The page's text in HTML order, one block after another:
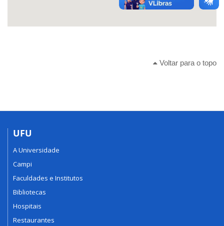
Voltar para o topo
UFU
A Universidade
Campi
Faculdades e Institutos
Bibliotecas
Hospitais
Restaurantes